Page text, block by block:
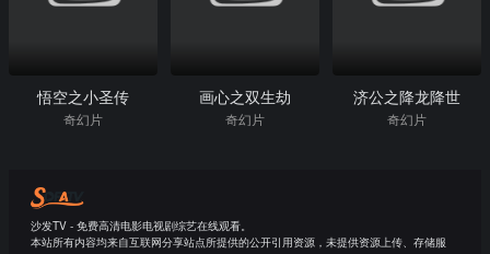
悟空之小圣传
奇幻片
画心之双生劫
奇幻片
济公之降龙降世
奇幻片
沙发TV - 免费高清电影电视剧综艺在线观看。
本站所有内容均来自互联网分享站点所提供的公开引用资源，未提供资源上传、存储服